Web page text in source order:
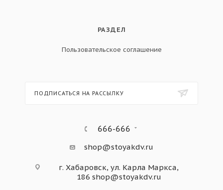
РАЗДЕЛ
Пользовательское соглашение
ПОДПИСАТЬСЯ НА РАССЫЛКУ
666-666
shop@stoyakdv.ru
г. Хабаровск, ул. Карла Маркса,
186 shop@stoyakdv.ru